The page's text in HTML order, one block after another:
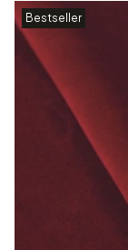
Bestseller